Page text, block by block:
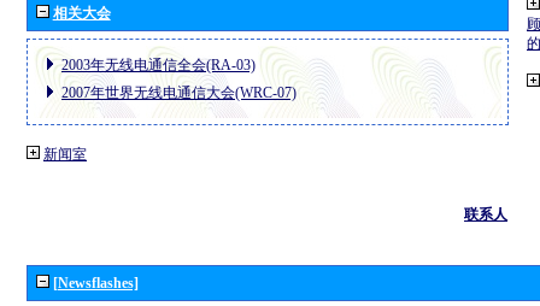
相关大会
2003年无线电通信全会(RA-03)
2007年世界无线电通信大会(WRC-07)
新闻室
联系人
[Newsflashes]